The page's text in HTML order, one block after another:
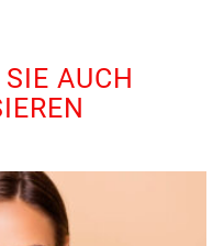
AUCH